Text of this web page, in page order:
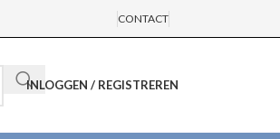
CONTACT
INLOGGEN / REGISTREREN